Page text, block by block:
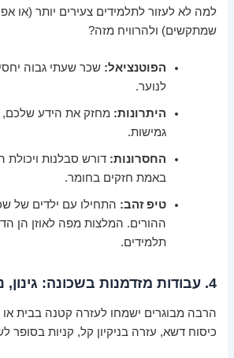
למה לא לעזור לתלמידים צעירים יותר (או
שמתקשים) ולהרוויח מזה?
הפוטנציאל: שכר שעתי גבוה
לנוער.
היתרונות: מחזק את הידע
גמישות.
החסרונות: דורש סבלנות ויכולת
באמת חזקים בחומר.
טיפ זהב: התחילו עם ילדים של
ההורים. המלצות מפה לאוזן הן
תלמידים.
4. עבודות מזדמנות בשכונה: גינון, ניקיון, סידורים
הרבה מבוגרים ישמחו לעזרה קטנה בבית
כיסוח דשא, עזרה בניקיון קל, קניות